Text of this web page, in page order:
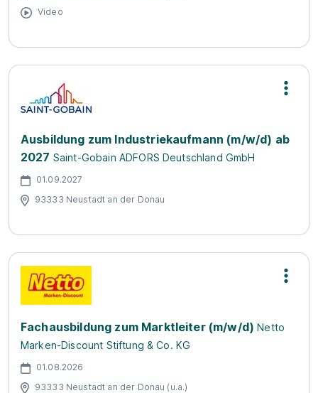
Video
Ausbildung zum Industriekaufmann (m/w/d) ab
2027 Saint-Gobain ADFORS Deutschland GmbH
01.09.2027
93333 Neustadt an der Donau
Fachausbildung zum Marktleiter (m/w/d) Netto
Marken-Discount Stiftung & Co. KG
01.08.2026
93333 Neustadt an der Donau (u.a.)